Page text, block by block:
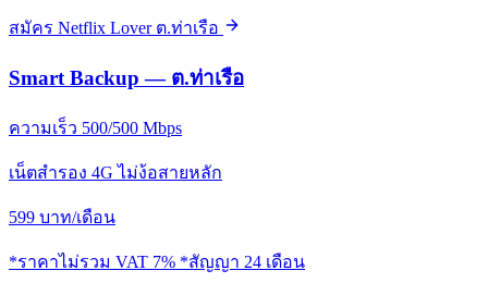
สมัคร Netflix Lover ต.ท่าเรือ
Smart Backup — ต.ท่าเรือ
ความเร็ว 500/500 Mbps
เน็ตสำรอง 4G ไม่ง้อสายหลัก
599 บาท/เดือน
*ราคาไม่รวม VAT 7% *สัญญา 24 เดือน